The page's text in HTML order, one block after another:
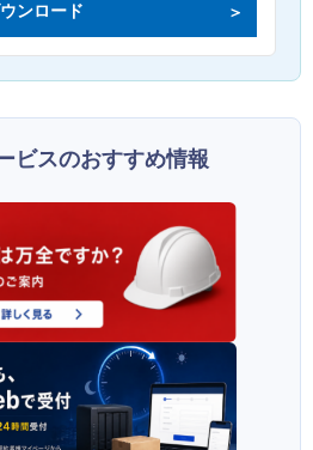
ンロード
ビスのおすすめ情報